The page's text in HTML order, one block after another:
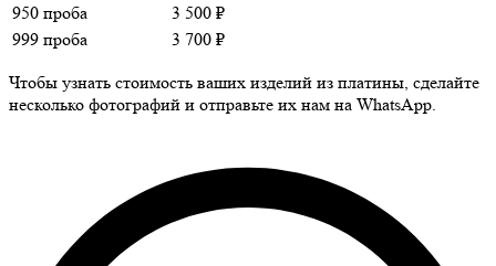
950 проба
3 500 ₽
999 проба
3 700 ₽
Чтобы узнать стоимость ваших изделий из платины, сделайте
несколько фотографий и отправьте их нам на WhatsApp.